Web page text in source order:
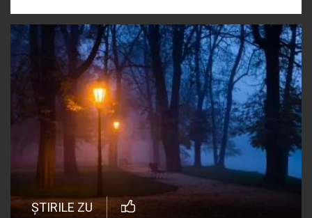
ȘTIRILE ZU